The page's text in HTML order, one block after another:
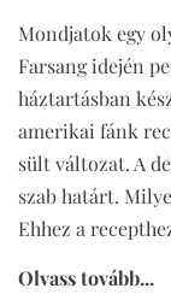
Mondjatok egy
Farsang idején
háztartásban
amerikai fánk
sült változat. A
szab határt.
Ehhez a
Olvass tovább...